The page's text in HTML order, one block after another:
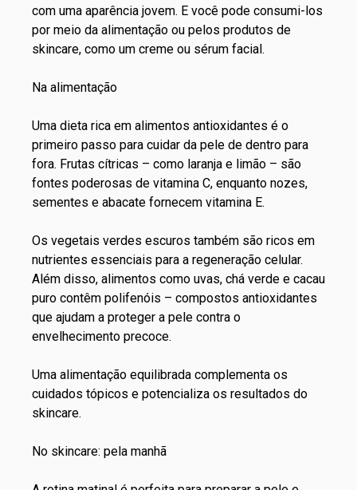
com uma aparência jovem. E você pode consumi-los
por meio da alimentação ou pelos produtos de
skincare, como um creme ou sérum facial.
Na alimentação
Uma dieta rica em alimentos antioxidantes é o
primeiro passo para cuidar da pele de dentro para
fora. Frutas cítricas – como laranja e limão – são
fontes poderosas de vitamina C, enquanto nozes,
sementes e abacate fornecem vitamina E.
Os vegetais verdes escuros também são ricos em
nutrientes essenciais para a regeneração celular.
Além disso, alimentos como uvas, chá verde e cacau
puro contêm polifenóis – compostos antioxidantes
que ajudam a proteger a pele contra o
envelhecimento precoce.
Uma alimentação equilibrada complementa os
cuidados tópicos e potencializa os resultados do
skincare.
No skincare: pela manhã